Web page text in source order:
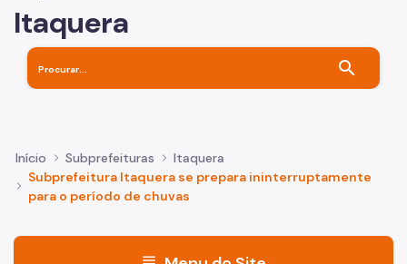
Itaquera
search
Início Subprefeituras
Itaquera
Subprefeitura Itaquera se prepara ininterruptamente
para o período de chuvas
menu